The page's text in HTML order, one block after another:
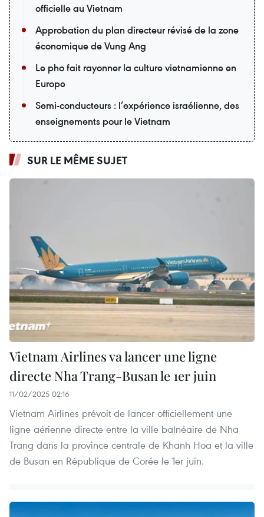
officielle au Vietnam
Approbation du plan directeur révisé de la zone
économique de Vung Ang
Le pho fait rayonner la culture vietnamienne en
Europe
Semi-conducteurs : l’expérience israélienne, des
enseignements pour le Vietnam
SUR LE MÊME SUJET
Vietnam Airlines va lancer une ligne
directe Nha Trang-Busan le 1er juin
11/02/2025 02:16
Vietnam Airlines prévoit de lancer officiellement une
ligne aérienne directe entre la ville balnéaire de Nha
Trang dans la province centrale de Khanh Hoa et la ville
de Busan en République de Corée le 1er juin.